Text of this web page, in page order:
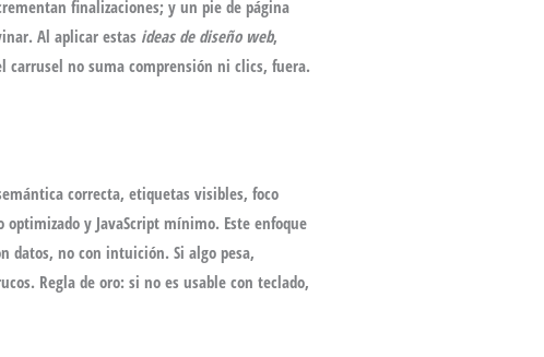
finalizaciones; y un pie de página
Al aplicar estas ideas de diseño web,
carrusel no suma comprensión ni clics, fuera.
correcta, etiquetas visibles, foco
optimizado y JavaScript mínimo. Este enfoque
datos, no con intuición. Si algo pesa,
Regla de oro: si no es usable con teclado,